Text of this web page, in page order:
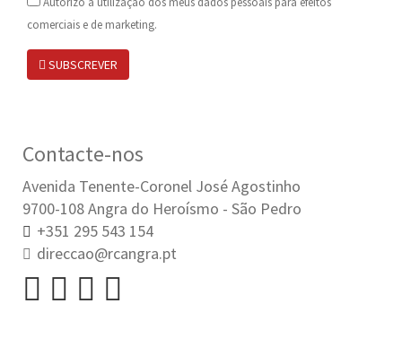
comerciais e de marketing.
SUBSCREVER
Contacte-nos
Avenida Tenente-Coronel José Agostinho
9700-108 Angra do Heroísmo - São Pedro
+351 295 543 154
direccao@rcangra.pt